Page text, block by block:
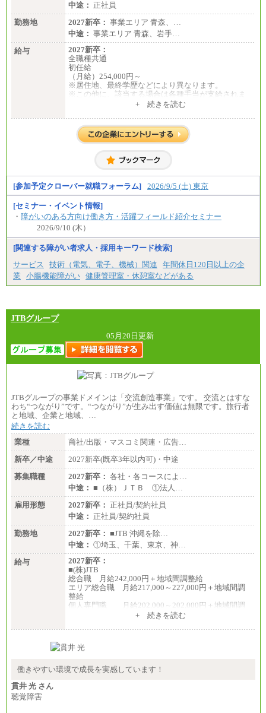
中途： 正社員
勤務地
2027新卒： 事業エリア 青森、…
中途： 事業エリア 青森、岩手…
給与
2027新卒：
全職種共通
初任給
（月給）254,000円～
※居住地、最終学歴などにより異なります。
※この他に、該当する場合は各種手当が支給されま
中途：
全職種共通
※居住地、年齢により異なります。
※この他に、該当する場合は各種手当が支給されま
す。
※試用期間中も給与に変更はございません
+ 続きを読む
[参加予定クローバー就職フォーラム] 2026/9/5 (土) 東京
[セミナー・イベント情報]
・ 障がいのある方向け働き方・活躍フィールド紹介セミナー
2026/9/10 (木）
[関連する障がい者求人・採用キーワード検索]
サービス
技術（電気、電子、機械）関連
年間休日120日以上の企
業
小腸機能障がい 健康管理室・休憩室などがある
JTBグループ
05月20日更新
JTBグループの事業ドメインは「交流創造事業」です。 交流とはすな
わち“つながり”です。“つながり”が生み出す価値は無限です。旅行者
と地域、企業と地域、…
続きを読む
業種
商社/出版・マスコミ関連・広告…
新卒／中途
2027新卒(既卒3年以内可)・中途
募集職種
2027新卒： 各社・各コースによ…
中途： ■（株）ＪＴＢ ①法人…
雇用形態
2027新卒： 正社員/契約社員
中途： 正社員/契約社員
勤務地
2027新卒： ■JTB 沖縄を除…
中途： ①埼玉、千葉、東京、神…
給与
2027新卒：
■(株)JTB
総合職 月給242,000円＋地域間調整給
エリア総合職 月給217,000～227,000円＋地域間調
整給
個人専門職 月給202,000～202,000円＋地域間調
総合職 月給208,000～235,000円
※詳細はJTBキャリアサイトよりご確認ください。
+ 続きを読む
働きやすい環境で成長を実感しています！
貫井 光 さん
聴覚障害